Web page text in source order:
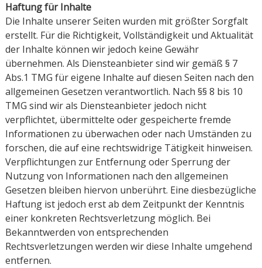
Haftung für Inhalte
Die Inhalte unserer Seiten wurden mit größter Sorgfalt
erstellt. Für die Richtigkeit, Vollständigkeit und Aktualität
der Inhalte können wir jedoch keine Gewähr
übernehmen. Als Diensteanbieter sind wir gemäß § 7
Abs.1 TMG für eigene Inhalte auf diesen Seiten nach den
allgemeinen Gesetzen verantwortlich. Nach §§ 8 bis 10
TMG sind wir als Diensteanbieter jedoch nicht
verpflichtet, übermittelte oder gespeicherte fremde
Informationen zu überwachen oder nach Umständen zu
forschen, die auf eine rechtswidrige Tätigkeit hinweisen.
Verpflichtungen zur Entfernung oder Sperrung der
Nutzung von Informationen nach den allgemeinen
Gesetzen bleiben hiervon unberührt. Eine diesbezügliche
Haftung ist jedoch erst ab dem Zeitpunkt der Kenntnis
einer konkreten Rechtsverletzung möglich. Bei
Bekanntwerden von entsprechenden
Rechtsverletzungen werden wir diese Inhalte umgehend
entfernen.